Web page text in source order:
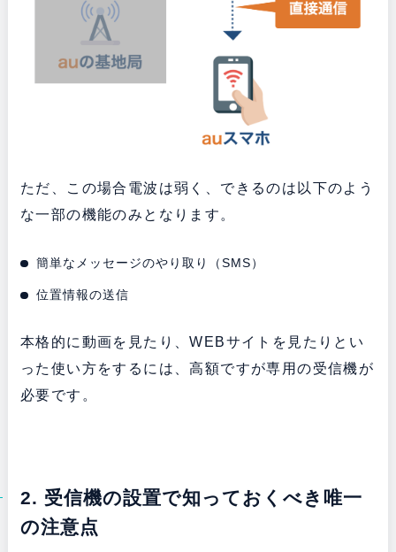
ただ、この場合電波は弱く、できるのは以下のよう
な一部の機能のみとなります。
簡単なメッセージのやり取り（SMS）
位置情報の送信
本格的に動画を見たり、WEBサイトを見たりとい
った使い方をするには、高額ですが専用の受信機が
必要です。
2. 受信機の設置で知っておくべき唯一
の注意点